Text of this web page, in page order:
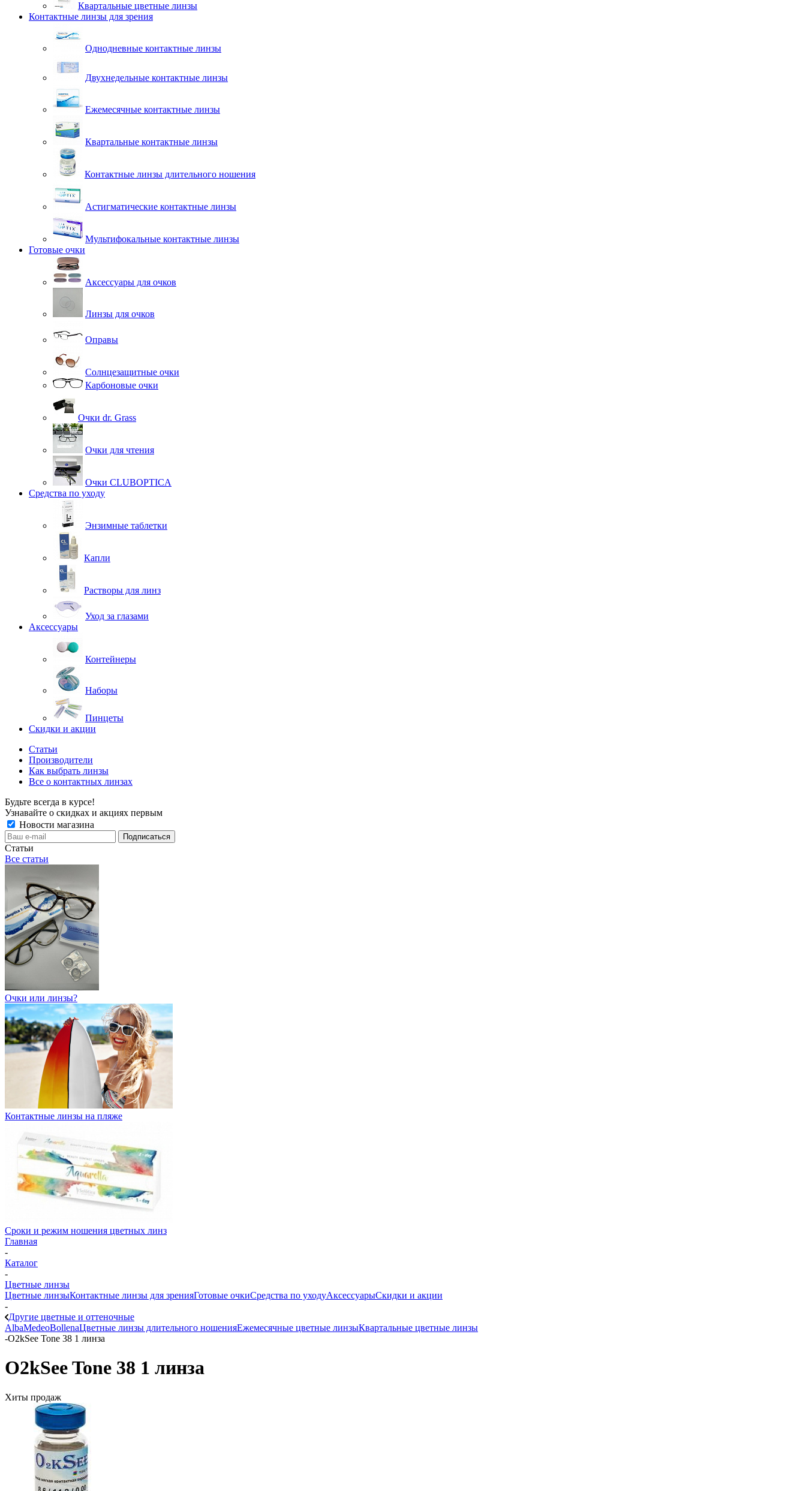
Квартальные цветные линзы
Контактные линзы для зрения
Однодневные контактные линзы
Двухнедельные контактные линзы
Ежемесячные контактные линзы
Квартальные контактные линзы
Контактные линзы длительного ношения
Астигматические контактные линзы
Мультифокальные контактные линзы
Готовые очки
Аксессуары для очков
Линзы для очков
Оправы
Солнцезащитные очки
Карбоновые очки
Очки dr. Grass
Очки для чтения
Очки CLUBOPTICA
Средства по уходу
Энзимные таблетки
Капли
Растворы для линз
Уход за глазами
Аксессуары
Контейнеры
Наборы
Пинцеты
Скидки и акции
Статьи
Производители
Как выбрать линзы
Все о контактных линзах
Будьте всегда в курсе!
Узнавайте о скидках и акциях первым
Новости магазина
Статьи
Все статьи
Очки или линзы?
Контактные линзы на пляже
Сроки и режим ношения цветных линз
Главная
-
Каталог
-
Цветные линзы
Цветные линзыКонтактные линзы для зренияГотовые очкиСредства по уходуАксессуарыСкидки и акции
-
Другие цветные и оттеночные
AlbaMedeoBollenaЦветные линзы длительного ношенияЕжемесячные цветные линзыКвартальные цветные линзы
-O2kSee Tone 38 1 линза
O2kSee Tone 38 1 линза
Хиты продаж